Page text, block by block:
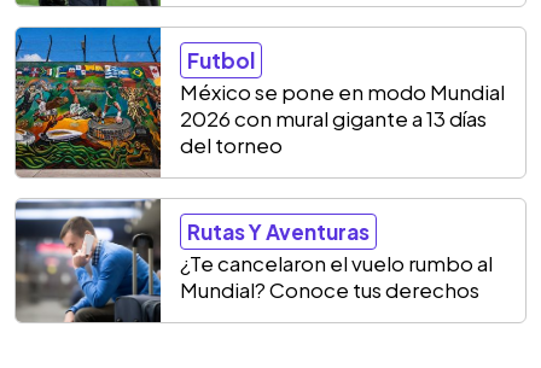
Futbol
México se pone en modo Mundial
2026 con mural gigante a 13 días
del torneo
Rutas Y Aventuras
¿Te cancelaron el vuelo rumbo al
Mundial? Conoce tus derechos